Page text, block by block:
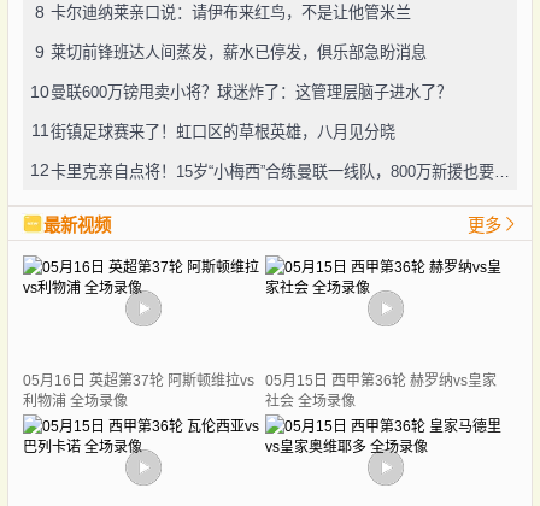
8 卡尔迪纳莱亲口说：请伊布来红鸟，不是让他管米兰
9 莱切前锋班达人间蒸发，薪水已停发，俱乐部急盼消息
10曼联600万镑甩卖小将？球迷炸了：这管理层脑子进水了？
11街镇足球赛来了！虹口区的草根英雄，八月见分晓
12 卡里克亲自点将！15岁“小梅西”合练曼联一线队，800万新援也要露脸
最新视频 更多
05月16日 英超第37轮 阿斯顿维拉vs
利物浦 全场录像
05月15日 西甲第36轮 赫罗纳vs皇家
社会 全场录像